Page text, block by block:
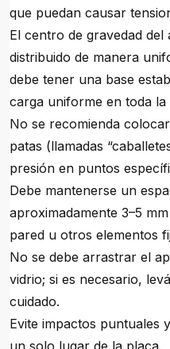
que puedan causar
El centro de gravedad del
distribuido de manera
debe tener una base
carga uniforme en toda
No se recomienda
patas (llamadas
presión en puntos
Debe mantenerse un
aproximadamente 3–5
pared u otros elementos
No se debe arrastrar el
vidrio; si es necesario,
cuidado.
Evite impactos puntuales
un solo lugar de la placa.